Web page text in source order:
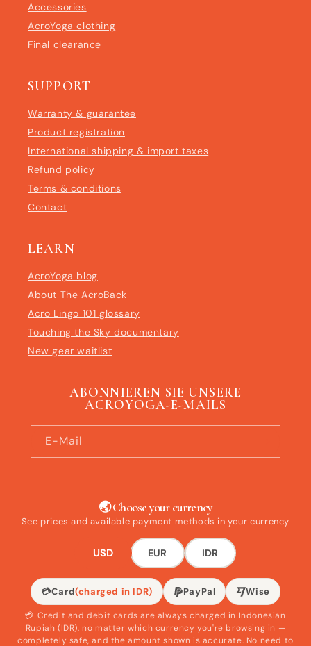
Accessories
AcroYoga clothing
Final clearance
SUPPORT
Warranty & guarantee
Product registration
International shipping & import taxes
Refund policy
Terms & conditions
Contact
LEARN
AcroYoga blog
About The AcroBack
Acro Lingo 101 glossary
Touching the Sky documentary
New gear waitlist
ABONNIEREN SIE UNSERE
ACROYOGA-E-MAILS
E-Mail
🌏 Choose your currency
See prices and available payment methods in your currency
USD EUR IDR
💳Card(charged in IDR) PayPal Wise
💳 Credit and debit cards are always charged in Indonesian
Rupiah (IDR), no matter which currency you're browsing in —
completely safe, and the amount shown is accurate. No need to